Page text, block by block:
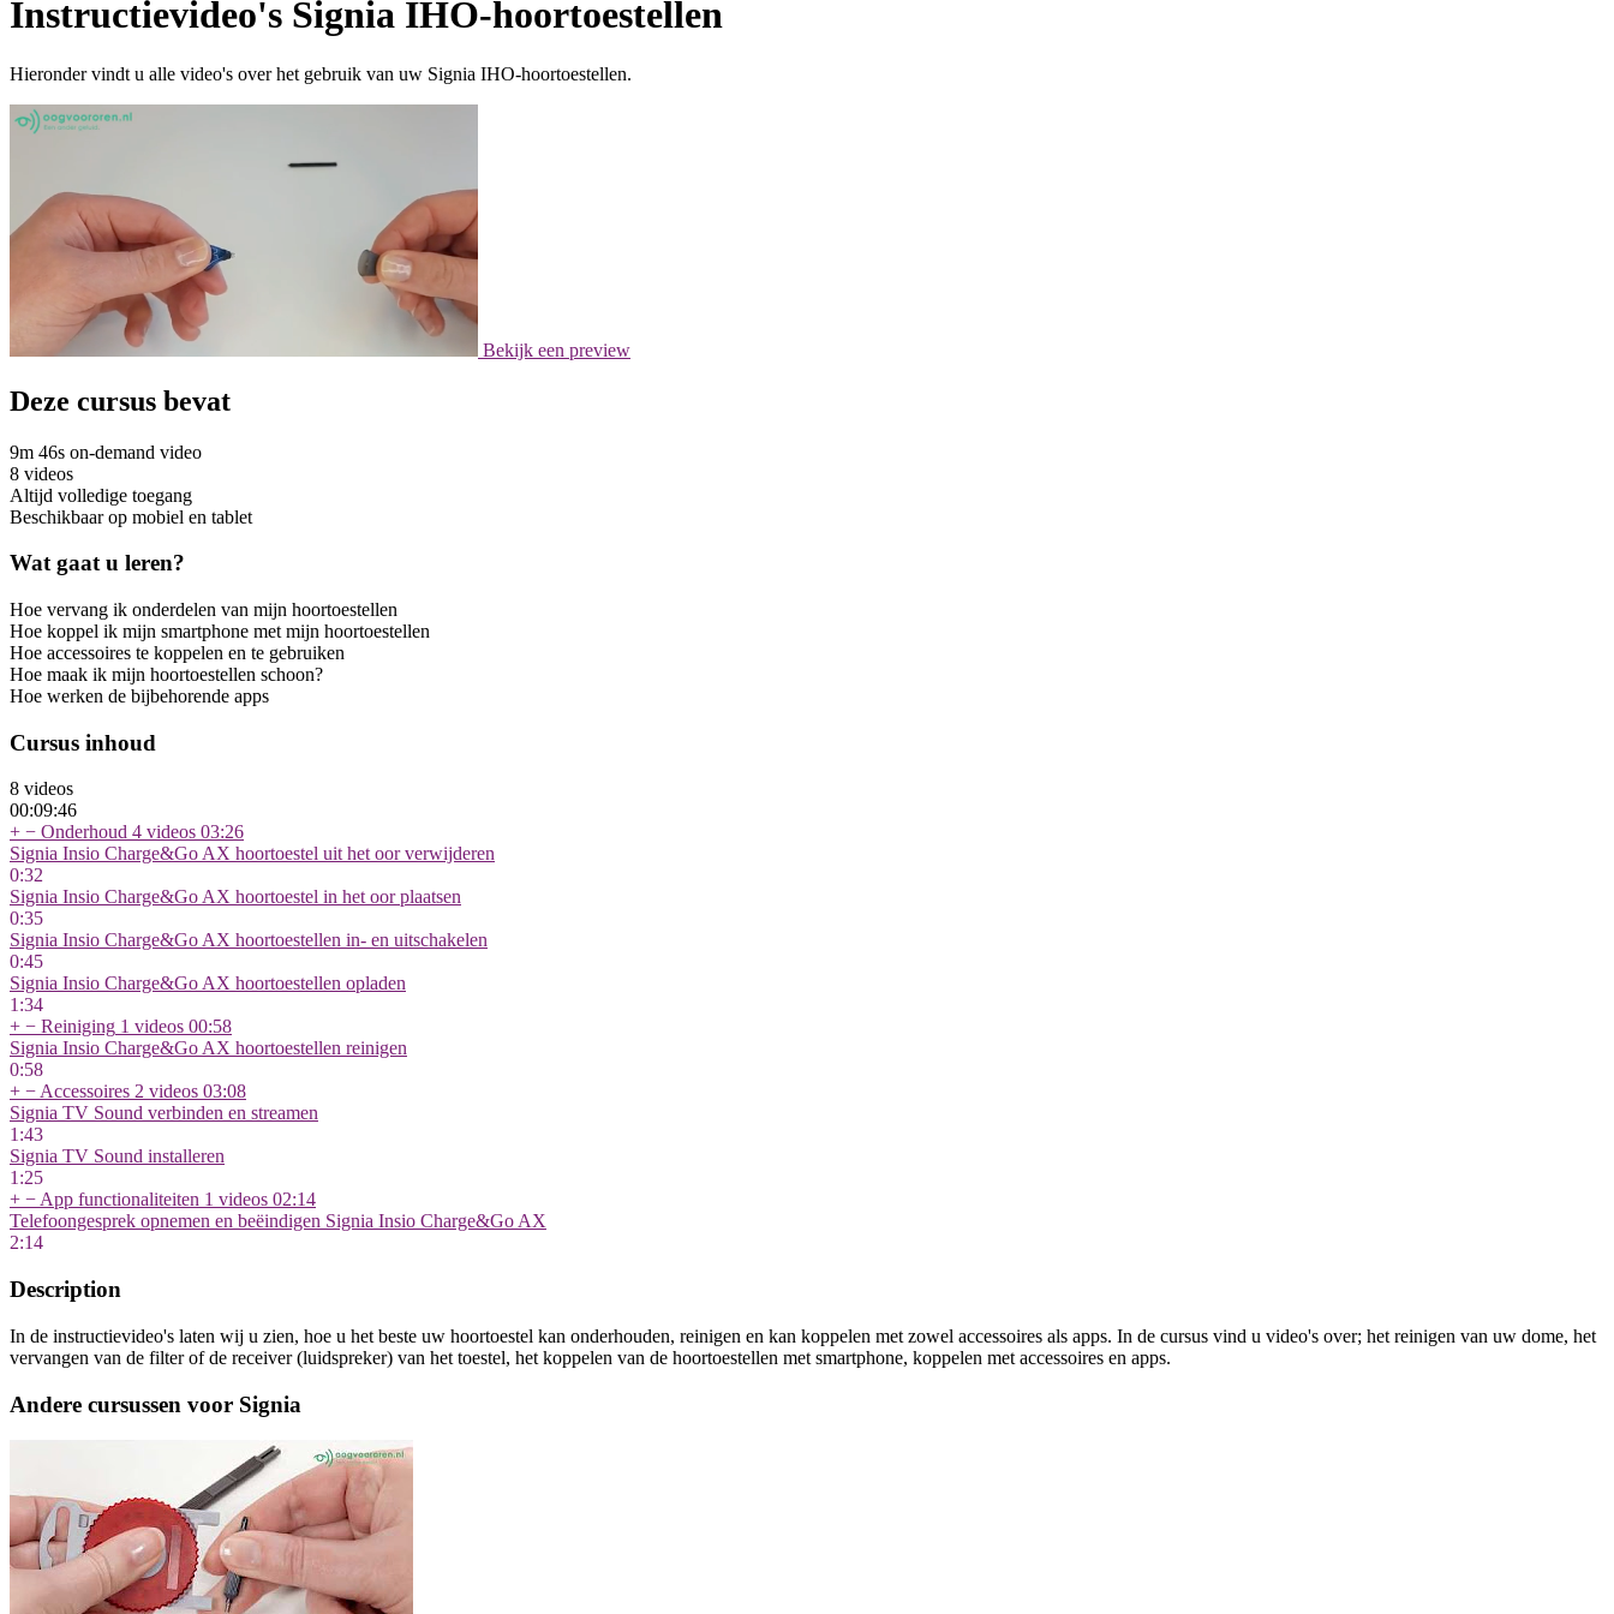
Instructievideo's Signia IHO-hoortoestellen
Hieronder vindt u alle video's over het gebruik van uw Signia IHO-hoortoestellen.
Bekijk een preview
Deze cursus bevat
9m 46s on-demand video
8 videos
Altijd volledige toegang
Beschikbaar op mobiel en tablet
Wat gaat u leren?
Hoe vervang ik onderdelen van mijn hoortoestellen
Hoe koppel ik mijn smartphone met mijn hoortoestellen
Hoe accessoires te koppelen en te gebruiken
Hoe maak ik mijn hoortoestellen schoon?
Hoe werken de bijbehorende apps
Cursus inhoud
8 videos
00:09:46
+ − Onderhoud 4 videos 03:26
Signia Insio Charge&Go AX hoortoestel uit het oor verwijderen
0:32
Signia Insio Charge&Go AX hoortoestel in het oor plaatsen
0:35
Signia Insio Charge&Go AX hoortoestellen in- en uitschakelen
0:45
Signia Insio Charge&Go AX hoortoestellen opladen
1:34
+ − Reiniging 1 videos 00:58
Signia Insio Charge&Go AX hoortoestellen reinigen
0:58
+ −Accessoires 2 videos 03:08
Signia TV Sound verbinden en streamen
1:43
Signia TV Sound installeren
1:25
+ −App functionaliteiten 1 videos 02:14
Telefoongesprek opnemen en beëindigen Signia Insio Charge&Go AX
2:14
Description
In de instructievideo's laten wij u zien, hoe u het beste uw hoortoestel kan onderhouden, reinigen en kan koppelen met zowel accessoires als apps. In de cursus vind u video's over; het reinigen van uw dome, het
vervangen van de filter of de receiver (luidspreker) van het toestel, het koppelen van de hoortoestellen met smartphone, koppelen met accessoires en apps.
Andere cursussen voor Signia